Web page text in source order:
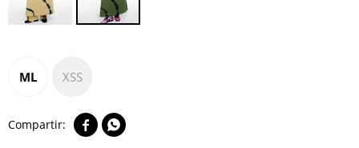
ML XSS
 